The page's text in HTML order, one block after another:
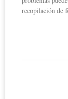
recopilación de